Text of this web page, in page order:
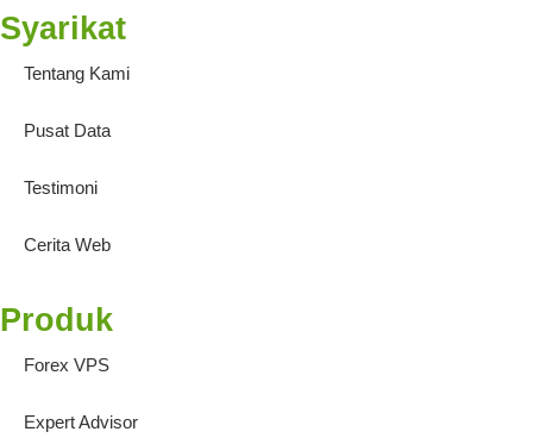
Syarikat
Tentang Kami
Pusat Data
Testimoni
Cerita Web
Produk
Forex VPS
Expert Advisor